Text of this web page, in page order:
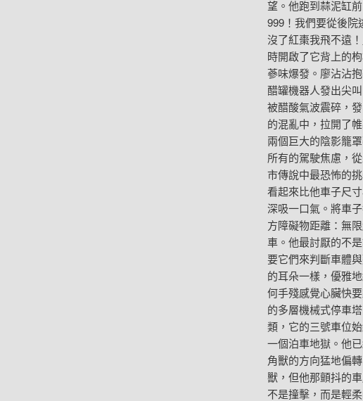
望。他跑到蒜泥缸
999！我們要從後院
沒了紅棗我飛不遠！
時開啟了它背上的
蔘味爆發。廖沾沾
醋罐機器人發出尖
被醋酸氣波震碎，
的混亂中，拉開了
兩個巨大的陰影籠
所有的駕駛焦慮，
市傳說中最恐怖的
看起來比他車子尺
深吸一口氣。將車
方障礙物距離：無
車。他最討厭的不
要它們來判斷車體
的耳朵一樣，優雅
何手殘感覺心臟快
的多層機械式停車
類，它的三號車位
一個泊車地獄。他
角獸的方向猛地偏
獸，但他那顫抖的
不是撞擊，而是輕